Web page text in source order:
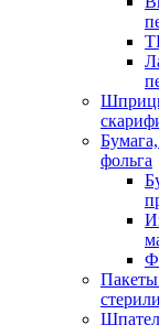
фольга